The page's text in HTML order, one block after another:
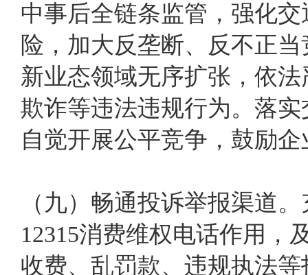
中事后全链条监管，强化
险，加大反垄断、反不正
新业态领域无序扩张，依
欺诈等违法违规行为。落
自觉开展公平竞争，鼓励
（九）畅通投诉举报渠道
12315消费维权电话作用，
收费、乱罚款、违规执法